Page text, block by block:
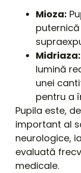
Mioza:
Midriaza:
lumină
unei
pentru a
Pupila este,
important al
neurologice,
evaluată
medicale.